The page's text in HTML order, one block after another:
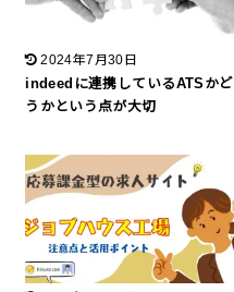
2024年7月30日
indeedに連携しているATSかど
うかという点が大切